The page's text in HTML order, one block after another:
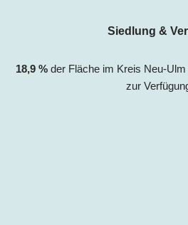
Siedlung &
18,9 % der Fläche im Kreis Neu-Ulm
zur